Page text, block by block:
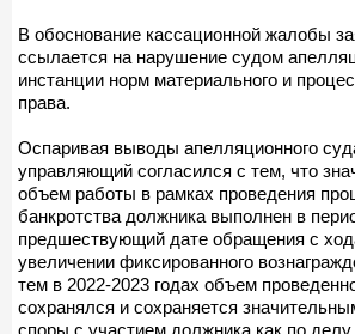
В обоснование кассационной жалобы
ссылается на нарушение судом
инстанции норм материального и
права.
Оспаривая выводы апелляционного
управляющий согласился с тем, что
объем работы в рамках проведения
банкротства должника выполнен в
предшествующий дате обращения с
увеличении фиксированного
тем в 2022-2023 годах объем
сохранялся и сохраняется
споры с участием должника как по